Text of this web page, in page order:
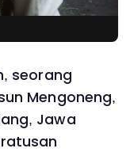
seorang
Mengoneng,
Jawa